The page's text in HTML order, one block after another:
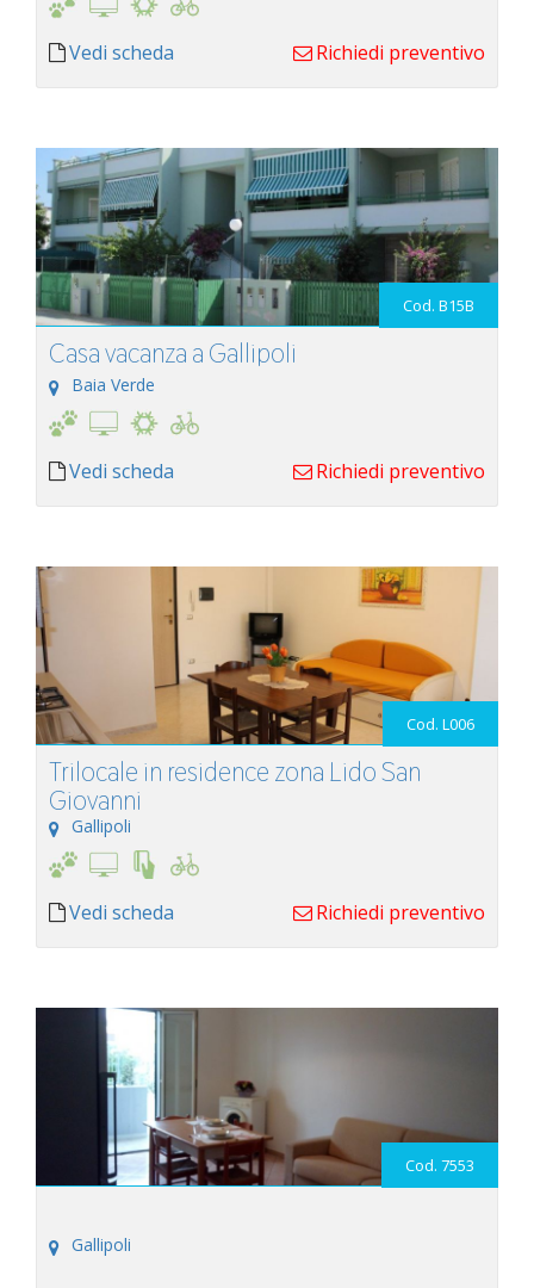
Vedi scheda Richiedi preventivo
Cod. B15B
Casa vacanza a Gallipoli
Baia Verde
Vedi scheda Richiedi preventivo
Cod. L006
Trilocale in residence zona Lido San
Giovanni
Gallipoli
Vedi scheda Richiedi preventivo
Cod. 7553
Gallipoli